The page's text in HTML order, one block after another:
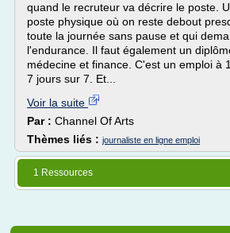
quand le recruteur va décrire le poste.
poste physique où on reste debout
toute la journée sans pause et qui
l'endurance. Il faut également un
médecine et finance. C'est un emploi à
7 jours sur 7. Et...
Voir la suite
Par : Channel Of Arts
Thèmes liés : journaliste en ligne emploi
1 Ressources